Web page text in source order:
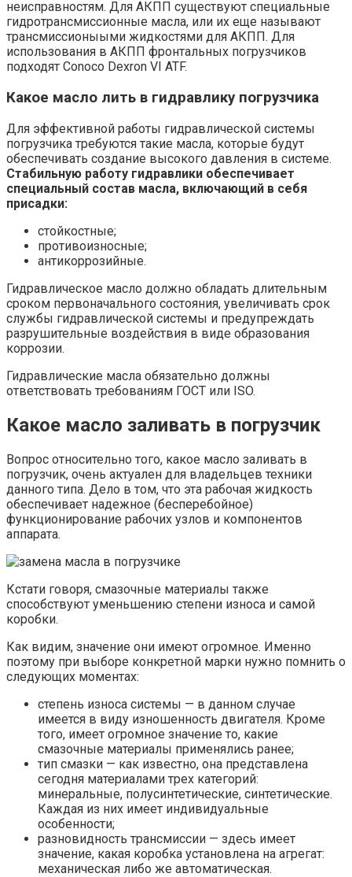
неисправностям. Для АКПП существуют специальные
гидротрансмиссионные масла, или их еще называют
трансмиссионыыми жидкостями для АКПП. Для
использования в АКПП фронтальных погрузчиков
подходят Conoco Dexron VI ATF.
Какое масло лить в гидравлику погрузчика
Для эффективной работы гидравлической системы
погрузчика требуются такие масла, которые будут
обеспечивать создание высокого давления в системе.
Стабильную работу гидравлики обеспечивает
специальный состав масла, включающий в себя
присадки:
стойкостные;
противоизносные;
антикоррозийные.
Гидравлическое масло должно обладать длительным
сроком первоначального состояния, увеличивать срок
службы гидравлической системы и предупреждать
разрушительные воздействия в виде образования
коррозии.
Гидравлические масла обязательно должны
ответствовать требованиям ГОСТ или ISO.
Какое масло заливать в погрузчик
Вопрос относительно того, какое масло заливать в
погрузчик, очень актуален для владельцев техники
данного типа. Дело в том, что эта рабочая жидкость
обеспечивает надежное (бесперебойное)
функционирование рабочих узлов и компонентов
аппарата.
Кстати говоря, смазочные материалы также
способствуют уменьшению степени износа и самой
коробки.
Как видим, значение они имеют огромное. Именно
поэтому при выборе конкретной марки нужно помнить о
следующих моментах:
степень износа системы — в данном случае
имеется в виду изношенность двигателя. Кроме
того, имеет огромное значение то, какие
смазочные материалы применялись ранее;
тип смазки — как известно, она представлена
сегодня материалами трех категорий:
минеральные, полусинтетические, синтетические.
Каждая из них имеет индивидуальные
особенности;
разновидность трансмиссии — здесь имеет
значение, какая коробка установлена на агрегат:
механическая либо же автоматическая.